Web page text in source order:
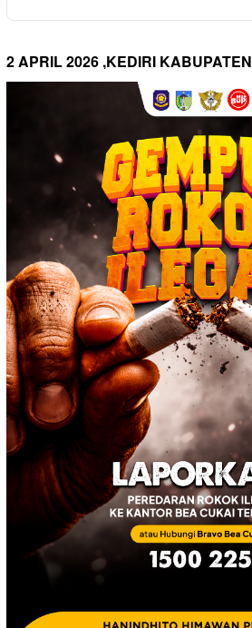
2 APRIL 2026 ,KEDIRI KABUPATEN